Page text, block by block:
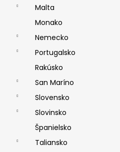
Malta
Monako
Nemecko
Portugalsko
Rakúsko
San Maríno
Slovensko
Slovinsko
Španielsko
Taliansko